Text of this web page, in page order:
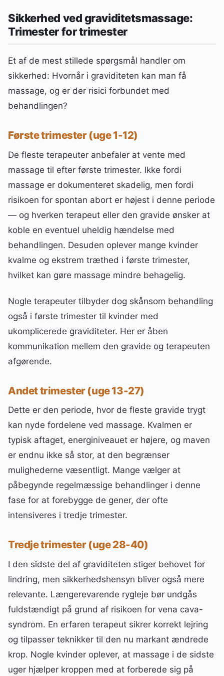
Sikkerhed ved graviditetsmassage:
Trimester for trimester
Et af de mest stillede spørgsmål handler om
sikkerhed: Hvornår i graviditeten kan man få
massage, og er der risici forbundet med
behandlingen?
Første trimester (uge 1-12)
De fleste terapeuter anbefaler at vente med
massage til efter første trimester. Ikke fordi
massage er dokumenteret skadelig, men fordi
risikoen for spontan abort er højest i denne periode
— og hverken terapeut eller den gravide ønsker at
koble en eventuel uheldig hændelse med
behandlingen. Desuden oplever mange kvinder
kvalme og ekstrem træthed i første trimester,
hvilket kan gøre massage mindre behagelig.
Nogle terapeuter tilbyder dog skånsom behandling
også i første trimester til kvinder med
ukomplicerede graviditeter. Her er åben
kommunikation mellem den gravide og terapeuten
afgørende.
Andet trimester (uge 13-27)
Dette er den periode, hvor de fleste gravide trygt
kan nyde fordelene ved massage. Kvalmen er
typisk aftaget, energiniveauet er højere, og maven
er endnu ikke så stor, at den begrænser
mulighederne væsentligt. Mange vælger at
påbegynde regelmæssige behandlinger i denne
fase for at forebygge de gener, der ofte
intensiveres i tredje trimester.
Tredje trimester (uge 28-40)
I den sidste del af graviditeten stiger behovet for
lindring, men sikkerhedshensyn bliver også mere
relevante. Længerevarende rygleje bør undgås
fuldstændigt på grund af risikoen for vena cava-
syndrom. En erfaren terapeut sikrer korrekt lejring
og tilpasser teknikker til den nu markant ændrede
krop. Nogle kvinder oplever, at massage i de sidste
uger hjælper kroppen med at forberede sig på